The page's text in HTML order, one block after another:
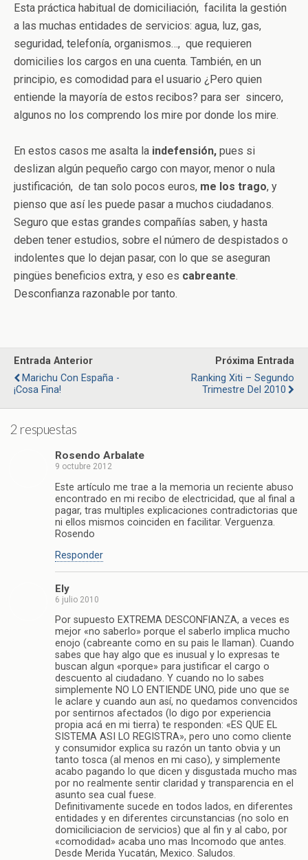
Esta práctica habitual de domiciliación, facilita la gestión
a las muchas entidades de servicios: agua, luz, gas,
seguridad, telefonía, organismos…, que requieren
domicilies los cargos en una cuenta. También, en un
principio, es comodidad para el usuario ¿Pero quien
entiende la mayoría de estos recibos? para ser sincero,
algunos no los comprendo los mire por donde los mire.
En estos casos me asalta la indefensión, pues si
deslizan algún pequeño cargo con mayor, menor o nula
justificación, de tan solo pocos euros, me los trago, y
pienso que así les puede pasar a muchos ciudadanos.
Seguro que estas grandes compañías saben, y hasta
deben tener estudios, sobre el número de despistados o
indolentes que lo dejan pasar, con lo que se aseguran
pingües beneficios extra, y eso es cabreante.
Desconfianza razonable por tanto.
Entrada Anterior
Marichu Con España -
¡Cosa Fina!
Próxima Entrada
Ranking Xiti – Segundo
Trimestre Del 2010
2 respuestas
Rosendo Arbalate
9 octubre 2012
Este artículo me trae a la memoria un reciente abuso
encontrado en mi recibo de electricidad, que al final a
pagar, tras multiples explicaciones contradictorias que
ni ellos mismos coinciden en facilitar. Verguenza.
Rosendo
Responder
Ely
6 julio 2010
Por supuesto EXTREMA DESCONFIANZA, a veces es
mejor «no saberlo» porque el saberlo implica mucho
enojo (cabreante como en su pais le llaman). Cuando
sabes que hay algo que es inusual y lo expresas te
buscan algun «porque» para justificar el cargo o
descuento al ciudadano. Y cuando no lo sabes
simplemente NO LO ENTIENDE UNO, pide uno que se
le aclare y cuando aun así, no quedamos convencidos
por sentirnos afectados (lo digo por experiencia
propia acá en mi tierra) te responden: «ES QUE EL
SISTEMA ASI LO REGISTRA», pero uno como cliente
y consumidor explica su razón un tanto obvia y un
tanto tosca (al menos en mi caso), y simplemente
acabo pagando lo que dicen y disgustada mucho mas
por no realmente sentir claridad y transparencia en el
asunto sea cual fuese.
Definitivamente sucede en todos lados, en diferentes
entidades y en diferentes circunstancias (no solo en
domiciliciacion de servicios) que al fin y al cabo, por
«comodidad» acaba uno mas Incomodo que antes.
Desde Merida Yucatán, Mexico. Saludos.